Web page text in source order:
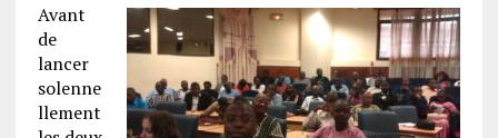
Avant
de
lancer
solenne
llement